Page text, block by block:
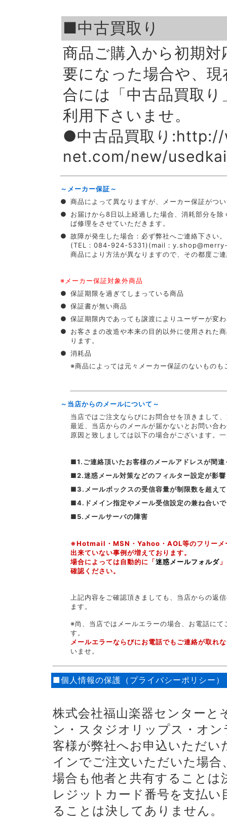
■中古買取り
商品ご購入から初期
要になった場合や、
合には「中古品買取
利用下さいませ。
●中古品買取り
net.com/new/
～メーカー保証～
● 商品によって異なりますが、メーカー保証がつ
●
お届けから8日以上経過した場合、消耗部分を
ば修理をさせていただきます。
● 故障が発生した場合：必ず弊社へご連絡下さい。
(TEL：084-924-5331)(mail：
商品により方法が異なりますので、その都度ご
※メーカー保証対象外商品
● 保証期限を過ぎてしまっている商品
● 保証書が無い商品
● 保証期限内であっても譲渡によりユーザーが変
●
お客さまの改造や本来の目的以外に使用された
ります。
● 消耗品
※商品によっては元々メーカー保証のないもの
～当店からのメールについて～
当店ではご注文ならびにお問合せを頂きまして
最近、当店からのメールが届かないとお問い合
原因と致しましては以下の場合がございます。
■1.ご連絡頂いたお客様のメールアドレスが間違
■2.迷惑メール対策などのフィルター設定が影
■3.メールボックスの受信容量が制限数を超え
■4.ドメイン指定やメール受信設定の兼ね合い
■5.メールサーバの障害
※Hotmail・MSN・Yahoo・AOL等のフリーメ
出来ていない事例が増えております。
場合によっては自動的に「迷惑メールフォルダ
確認ください。
上記内容をご確認頂きましても、当店からの返
ます。
※尚、当店ではメールエラーの場合、お電話に
す。
メールエラーならびにお電話でもご連絡が取れ
いませ。
■個人情報の保護（プライバシーポリシー）
株式会社福山楽器センター
ン・スタジオリップス・オ
客様が弊社へお申込いただ
インでご注文いただいた場
場合も他者と共有すること
レジットカード番号を支払
ることは決してありません。